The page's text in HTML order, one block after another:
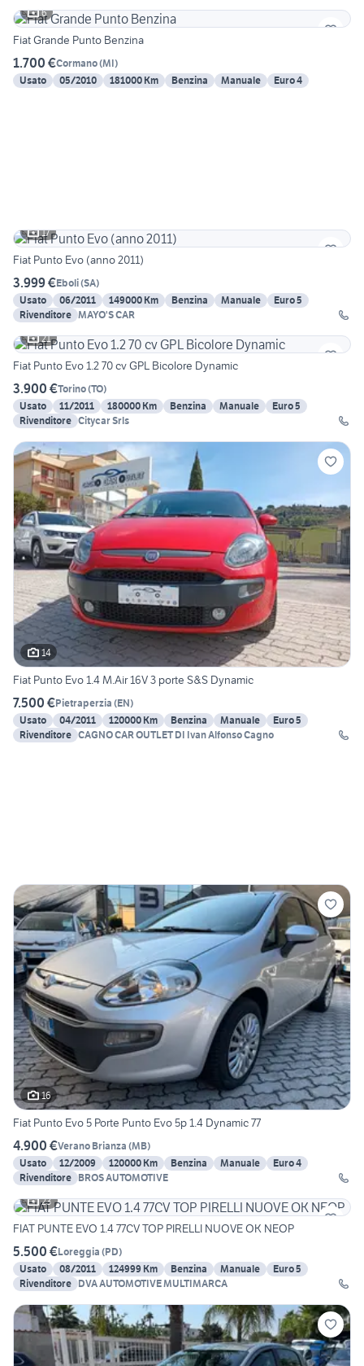
6
Fiat Grande Punto Benzina
1.700 €Cormano(MI)
Usato
05/2010 181000 Km Benzina Manuale Euro 4
17
Fiat Punto Evo (anno 2011)
3.999 €Eboli(SA)
Usato
06/2011 149000 Km Benzina Manuale
Euro 5
Rivenditore MAYO'S CAR
21
Fiat Punto Evo 1.2 70 cv GPL Bicolore Dynamic
3.900 €Torino(TO)
Usato
11/2011 180000 Km Benzina Manuale
Euro 5
Rivenditore Citycar Srls
14
Fiat Punto Evo 1.4 M.Air 16V 3 porte S&S Dynamic
7.500 €Pietraperzia (EN)
Usato
04/2011 120000 Km Benzina Manuale
Euro 5
Rivenditore
CAGNO CAR OUTLET DI Ivan Alfonso Cagno
16
Fiat Punto Evo 5 Porte Punto Evo 5p 1.4 Dynamic 77
4.900 €Verano Brianza (MB)
Usato
12/2009 120000 Km Benzina Manuale
Euro 4
Rivenditore BROS AUTOMOTIVE
23
FIAT PUNTE EVO 1.4 77CV TOP PIRELLI NUOVE OK NEOP
5.500 €Loreggia (PD)
Usato
08/2011 124999 Km Benzina Manuale
Euro 5
Rivenditore DVA AUTOMOTIVE MULTIMARCA